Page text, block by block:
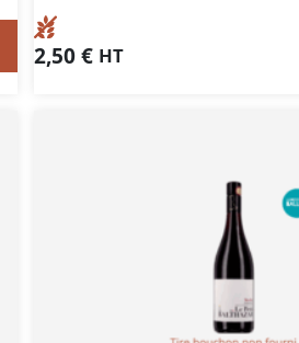
2,50€ HT